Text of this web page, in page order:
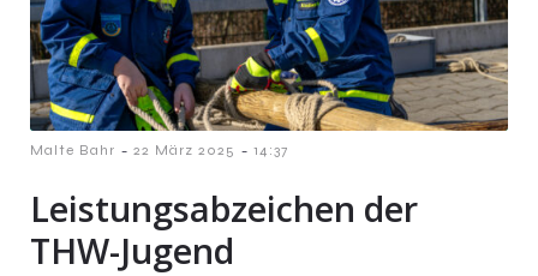
Malte Bahr - 22 März 2025 - 14:37
Leistungsabzeichen der
THW-Jugend